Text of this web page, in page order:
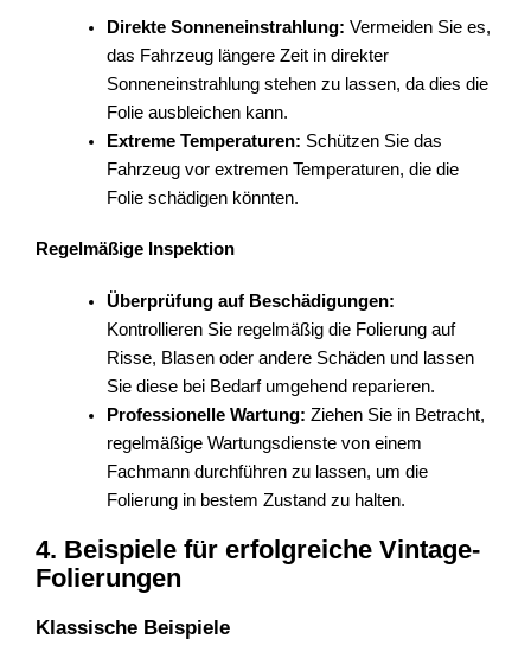
Direkte Sonneneinstrahlung: Vermeiden Sie es,
das Fahrzeug längere Zeit in direkter
Sonneneinstrahlung stehen zu lassen, da dies die
Folie ausbleichen kann.
Extreme Temperaturen: Schützen Sie das
Fahrzeug vor extremen Temperaturen, die die
Folie schädigen könnten.
Regelmäßige Inspektion
Überprüfung auf Beschädigungen:
Kontrollieren Sie regelmäßig die Folierung auf
Risse, Blasen oder andere Schäden und lassen
Sie diese bei Bedarf umgehend reparieren.
Professionelle Wartung: Ziehen Sie in Betracht,
regelmäßige Wartungsdienste von einem
Fachmann durchführen zu lassen, um die
Folierung in bestem Zustand zu halten.
4. Beispiele für erfolgreiche Vintage-
Folierungen
Klassische Beispiele